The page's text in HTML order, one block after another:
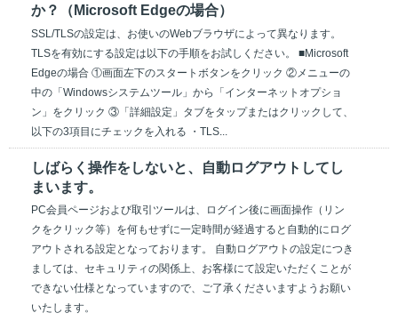
か？（Microsoft Edgeの場合）
SSL/TLSの設定は、お使いのWebブラウザによって異なります。
TLSを有効にする設定は以下の手順をお試しください。 ■Microsoft
Edgeの場合 ①画面左下のスタートボタンをクリック ②メニューの
中の「Windowsシステムツール」から「インターネットオプショ
ン」をクリック ③「詳細設定」タブをタップまたはクリックして、
以下の3項目にチェックを入れる ・TLS...
しばらく操作をしないと、自動ログアウトしてし
まいます。
PC会員ページおよび取引ツールは、ログイン後に画面操作（リン
クをクリック等）を何もせずに一定時間が経過すると自動的にログ
アウトされる設定となっております。 自動ログアウトの設定につき
ましては、セキュリティの関係上、お客様にて設定いただくことが
できない仕様となっていますので、ご了承くださいますようお願い
いたします。